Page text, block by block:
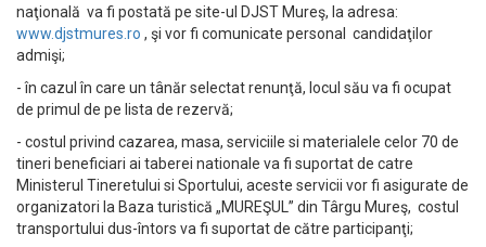
naţională va fi postată pe site-ul DJST Mureş, la adresa:
www.djstmures.ro , şi vor fi comunicate personal candidaţilor
admişi;
- în cazul în care un tânăr selectat renunţă, locul său va fi ocupat
de primul de pe lista de rezervă;
- costul privind cazarea, masa, serviciile si materialele celor 70 de
tineri beneficiari ai taberei nationale va fi suportat de catre
Ministerul Tineretului si Sportului, aceste servicii vor fi asigurate de
organizatori la Baza turistică „MUREŞUL” din Târgu Mureş, costul
transportului dus-întors va fi suportat de către participanţi;